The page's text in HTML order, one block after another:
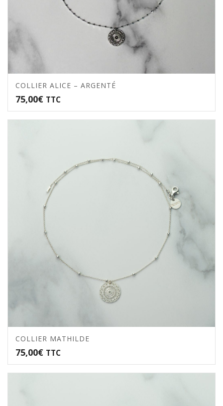
COLLIER ALICE – ARGENTÉ
75,00€ TTC
COLLIER MATHILDE
75,00€ TTC